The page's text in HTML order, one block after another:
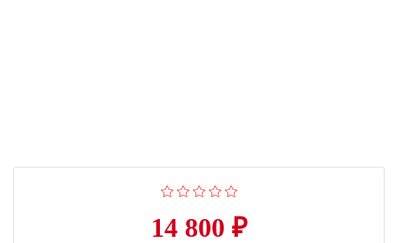
14 800 ₽